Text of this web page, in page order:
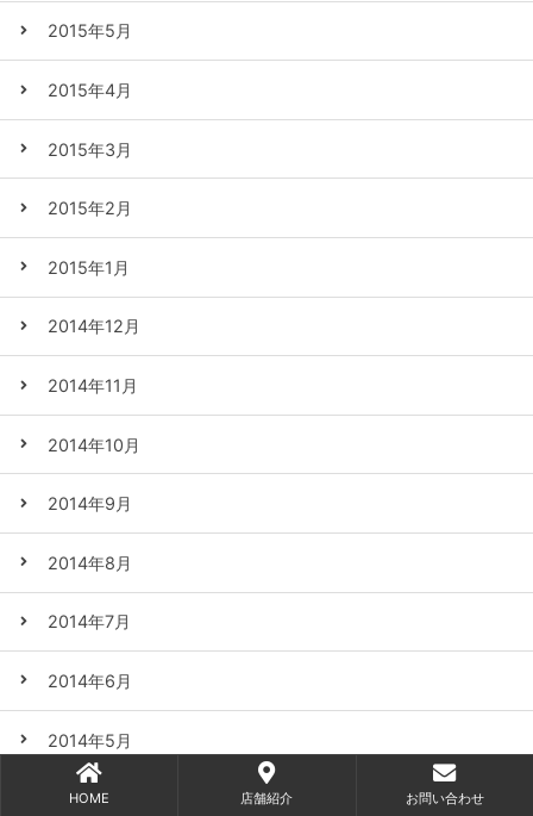
2015年5月
2015年4月
2015年3月
2015年2月
2015年1月
2014年12月
2014年11月
2014年10月
2014年9月
2014年8月
2014年7月
2014年6月
2014年5月
2014年4月
HOME 店舗紹介 お問い合わせ